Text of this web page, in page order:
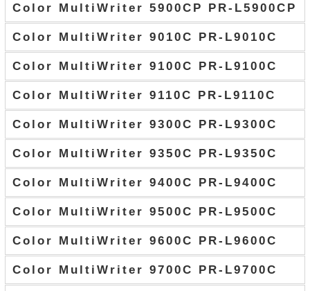
Color MultiWriter 5900CP PR-L5900CP
Color MultiWriter 9010C PR-L9010C
Color MultiWriter 9100C PR-L9100C
Color MultiWriter 9110C PR-L9110C
Color MultiWriter 9300C PR-L9300C
Color MultiWriter 9350C PR-L9350C
Color MultiWriter 9400C PR-L9400C
Color MultiWriter 9500C PR-L9500C
Color MultiWriter 9600C PR-L9600C
Color MultiWriter 9700C PR-L9700C